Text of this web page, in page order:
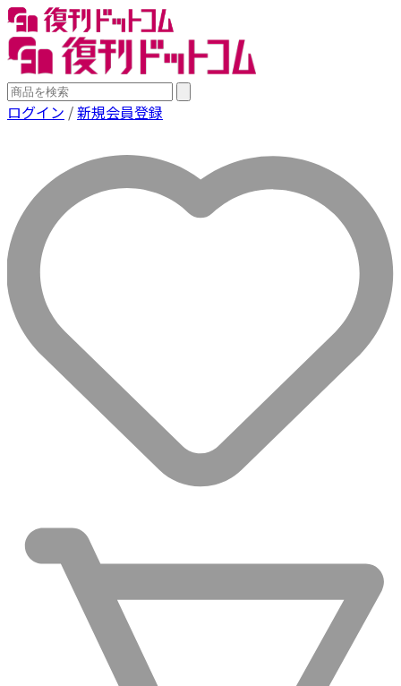
ログイン /新規会員登録